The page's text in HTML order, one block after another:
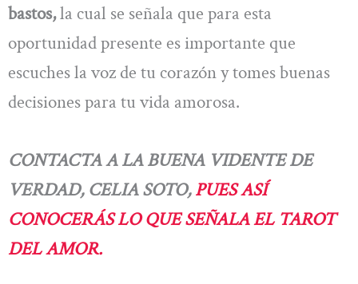
bastos,la cual se señala que para esta
oportunidad presente es importante que
escuches la voz de tu corazón y tomes buenas
decisiones para tu vida amorosa.
CONTACTA A LA BUENA VIDENTE DE
VERDAD, CELIA SOTO,PUES ASÍ
CONOCERÁS LO QUE SEÑALA EL TAROT
DEL AMOR.